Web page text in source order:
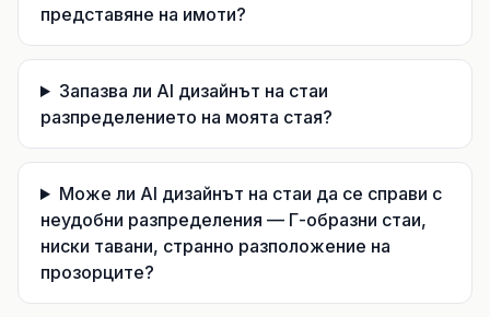
представяне на имоти?
Запазва ли AI дизайнът на стаи
разпределението на моята стая?
Може ли AI дизайнът на стаи да се справи с
неудобни разпределения — Г-образни стаи,
ниски тавани, странно разположение на
прозорците?